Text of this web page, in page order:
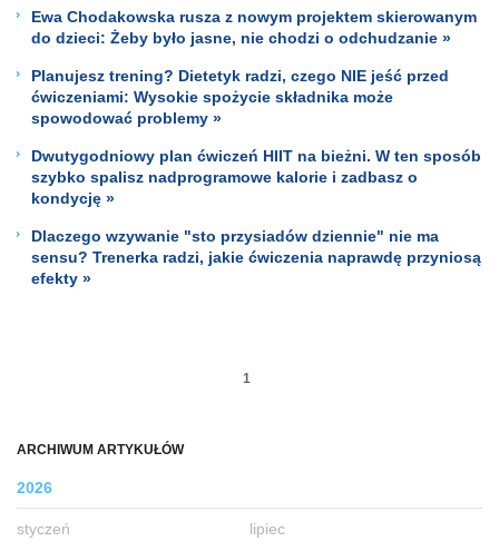
ARCHIWUM ARTYKUŁÓW
2026
styczeń
lipiec
Ewa Chodakowska rusza z nowym projektem skierowanym
do dzieci: Żeby było jasne, nie chodzi o odchudzanie »
Planujesz trening? Dietetyk radzi, czego NIE jeść przed
ćwiczeniami: Wysokie spożycie składnika może
spowodować problemy »
Dwutygodniowy plan ćwiczeń HIIT na bieżni. W ten sposób
szybko spalisz nadprogramowe kalorie i zadbasz o
kondycję »
Dlaczego wzywanie "sto przysiadów dziennie" nie ma
sensu? Trenerka radzi, jakie ćwiczenia naprawdę przyniosą
efekty »
1